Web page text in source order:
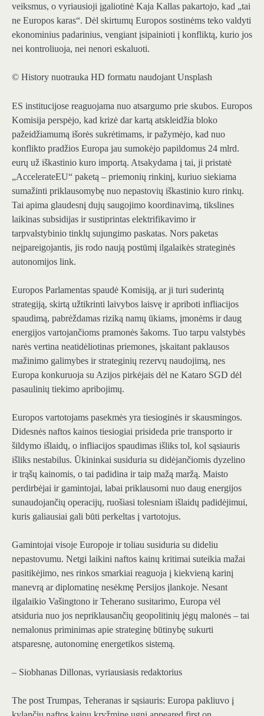
veiksmus, o vyriausioji įgaliotinė Kaja Kallas pakartojo, kad „tai
ne Europos karas“. Dėl skirtumų Europos sostinėms teko valdyti
ekonominius padarinius, vengiant įsipainioti į konfliktą, kurio jos
nei kontroliuoja, nei nenori eskaluoti.
© History nuotrauka HD formatu naudojant Unsplash
ES institucijose reaguojama nuo atsargumo prie skubos. Europos
Komisija perspėjo, kad krizė dar kartą atskleidžia bloko
pažeidžiamumą išorės sukrėtimams, ir pažymėjo, kad nuo
konflikto pradžios Europa jau sumokėjo papildomus 24 mlrd.
eurų už iškastinio kuro importą. Atsakydama į tai, ji pristatė
„AccelerateEU“ paketą – priemonių rinkinį, kuriuo siekiama
sumažinti priklausomybę nuo nepastovių iškastinio kuro rinkų.
Tai apima glaudesnį dujų saugojimo koordinavimą, tikslines
laikinas subsidijas ir sustiprintas elektrifikavimo ir
tarpvalstybinio tinklų sujungimo paskatas. Nors paketas
neįpareigojantis, jis rodo naują postūmį ilgalaikės strateginės
autonomijos link.
Europos Parlamentas spaudė Komisiją, ar ji turi suderintą
strategiją, skirtą užtikrinti laivybos laisvę ir apriboti infliacijos
spaudimą, pabrėždamas riziką namų ūkiams, įmonėms ir daug
energijos vartojančioms pramonės šakoms. Tuo tarpu valstybės
narės vertina neatidėliotinas priemones, įskaitant paklausos
mažinimo galimybes ir strateginių rezervų naudojimą, nes
Europa konkuruoja su Azijos pirkėjais dėl ne Kataro SGD dėl
pasaulinių tiekimo apribojimų.
Europos vartotojams pasekmės yra tiesioginės ir skausmingos.
Didesnės naftos kainos tiesiogiai prisideda prie transporto ir
šildymo išlaidų, o infliacijos spaudimas išliks tol, kol sąsiauris
išliks nestabilus. Ūkininkai susiduria su didėjančiomis dyzelino
ir trąšų kainomis, o tai padidina ir taip mažą maržą. Maisto
perdirbėjai ir gamintojai, labai priklausomi nuo daug energijos
sunaudojančių operacijų, ruošiasi tolesniam išlaidų padidėjimui,
kuris galiausiai gali būti perkeltas į vartotojus.
Gamintojai visoje Europoje ir toliau susiduria su dideliu
nepastovumu. Netgi laikini naftos kainų kritimai suteikia mažai
pasitikėjimo, nes rinkos smarkiai reaguoja į kiekvieną karinį
manevrą ar diplomatinę nesėkmę Persijos įlankoje. Nesant
ilgalaikio Vašingtono ir Teherano susitarimo, Europa vėl
atsiduria nuo jos nepriklausančių geopolitinių jėgų malonės – tai
nemalonus priminimas apie strateginę būtinybę sukurti
atsparesnę, autonominę energetikos sistemą.
– Siobhanas Dillonas, vyriausiasis redaktorius
The post Trumpas, Teheranas ir sąsiauris: Europa pakliuvo į